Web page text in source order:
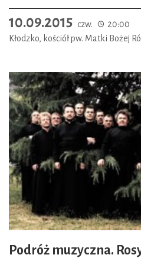
10.09.2015 czw.
20:00
Kłodzko, kościół pw. Matki Bożej
Podróż muzyczna.